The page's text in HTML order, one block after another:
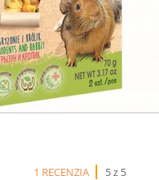
1 RECENZIA 5 z 5